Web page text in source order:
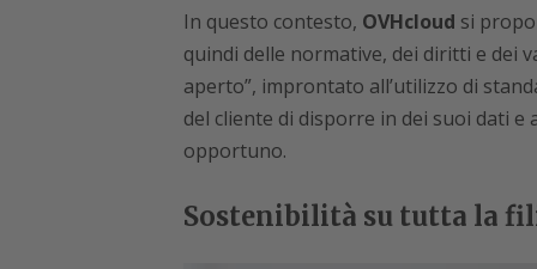
In questo contesto, OVHcloud si
quindi delle normative, dei diritti e dei
aperto”, improntato all’utilizzo di
del cliente di disporre in dei suoi dati
opportuno.
Sostenibilità su tutta la